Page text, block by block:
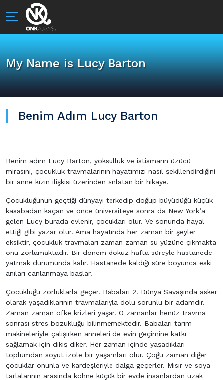
My Name is Lucy Barton
Benim Adım Lucy Barton
Benim adım Lucy Barton, yoksulluk ve istismarın üzücü
mirasını, çocukluk travmalarının hayatımızı nasıl şekillendirdiğini
bir anne kızın ilişkisi üzerinden anlatan bir hikaye.
Çocukluğunun geçtiği dünyayı terkedip doğup büyüdüğü küçük
kasabadan kaçan ve önce üniversiteye sonra da New York’a
gelen Lucy burada evlenir, çocukları olur. Ve sonunda hayal
ettiği gibi yazar olur. Ama hayatında her zaman bir şeyler
eksiktir, çocukluk travmaları zaman zaman su yüzüne çıkmakta
onu zorlamaktadır. Bir dönem dokuz hafta süreyle hastanede
yatmak durumunda kalır. Hastanede kaldığı süre boyunca eski
anıları canlanmaya başlar.
Çocukluğu zorluklarla geçer. Babaları 2. Dünya Savaşında asker
olarak yaşadıklarının travmalarıyla dolu sorunlu bir adamdır.
Zaman zaman öfke krizleri yaşar. O zamanlar henüz travma
sonrası stres bozukluğu bilinmemektedir. Babaları tarım
makineleriyle çalışırken anneleri de evin geçimine katkı
sağlamak için dikiş diker. Her zaman içinde yaşadıkları
toplumdan soyut izole bir yaşamları olur. Çoğu zaman diğer
çocuklar onunla ve kardeşleriyle dalga geçerler. Mısır ve soya
tarlalarının arasında köhne küçük bir evde insanlardan uzak